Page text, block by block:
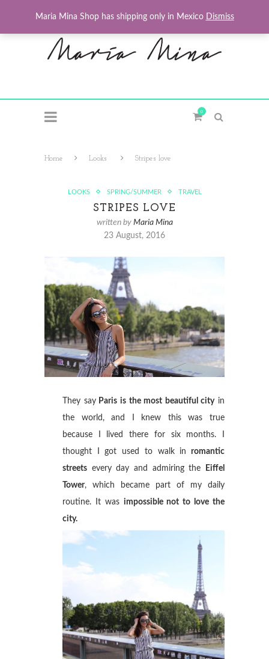
0
Home Looks Stripes love
LOOKS SPRING/SUMMER TRAVEL
STRIPES LOVE
written by Maria Mina
23 August, 2016
They sayParis is the most beautiful cityin
the world, and I knew this was true
because I lived there for six months. I
thought I got used to walk in romantic
streets every day and admiring the
Eiffel
Tower, which became part of my daily
routine. It was impossible not to love the
city.
Maria Mina Shop has shipping only in Mexico Dismiss